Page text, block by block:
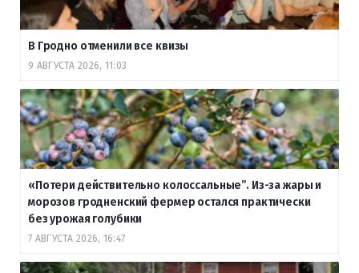
В Гродно отменили все квизы
9 АВГУСТА 2026, 11:03
«Потери действительно колоссальные”. Из-за жары и
морозов гродненский фермер остался практически
без урожая голубики
7 АВГУСТА 2026, 16:47